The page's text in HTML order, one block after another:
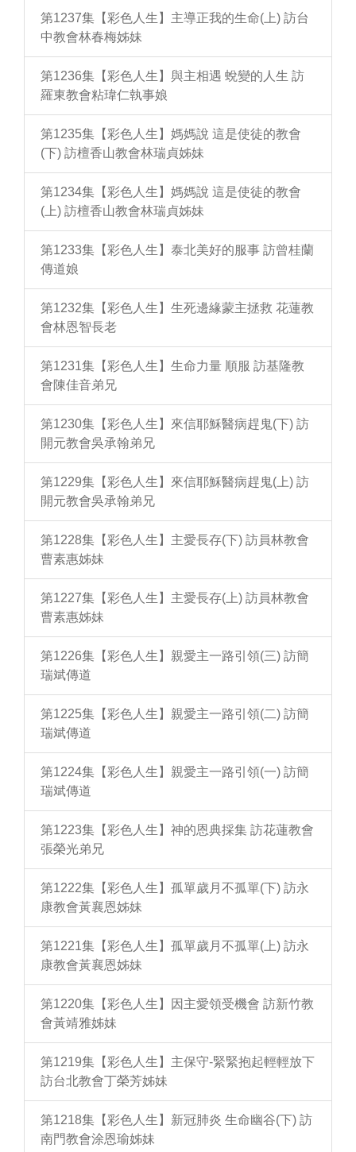
第1237集【彩色人生】主導正我的生命(上) 訪台
中教會林春梅姊妹
第1236集【彩色人生】與主相遇 蛻變的人生 訪
羅東教會粘瑋仁執事娘
第1235集【彩色人生】媽媽說 這是使徒的教會
(下) 訪檀香山教會林瑞貞姊妹
第1234集【彩色人生】媽媽說 這是使徒的教會
(上) 訪檀香山教會林瑞貞姊妹
第1233集【彩色人生】泰北美好的服事 訪曾桂蘭
傳道娘
第1232集【彩色人生】生死邊緣蒙主拯救 花蓮教
會林恩智長老
第1231集【彩色人生】生命力量 順服 訪基隆教
會陳佳音弟兄
第1230集【彩色人生】來信耶穌醫病趕鬼(下) 訪
開元教會吳承翰弟兄
第1229集【彩色人生】來信耶穌醫病趕鬼(上) 訪
開元教會吳承翰弟兄
第1228集【彩色人生】主愛長存(下) 訪員林教會
曹素惠姊妹
第1227集【彩色人生】主愛長存(上) 訪員林教會
曹素惠姊妹
第1226集【彩色人生】親愛主一路引領(三) 訪簡
瑞斌傳道
第1225集【彩色人生】親愛主一路引領(二) 訪簡
瑞斌傳道
第1224集【彩色人生】親愛主一路引領(一) 訪簡
瑞斌傳道
第1223集【彩色人生】神的恩典採集 訪花蓮教會
張榮光弟兄
第1222集【彩色人生】孤單歲月不孤單(下) 訪永
康教會黃襄恩姊妹
第1221集【彩色人生】孤單歲月不孤單(上) 訪永
康教會黃襄恩姊妹
第1220集【彩色人生】因主愛領受機會 訪新竹教
會黃靖雅姊妹
第1219集【彩色人生】主保守-緊緊抱起輕輕放下
訪台北教會丁榮芳姊妹
第1218集【彩色人生】新冠肺炎 生命幽谷(下) 訪
南門教會涂恩瑜姊妹